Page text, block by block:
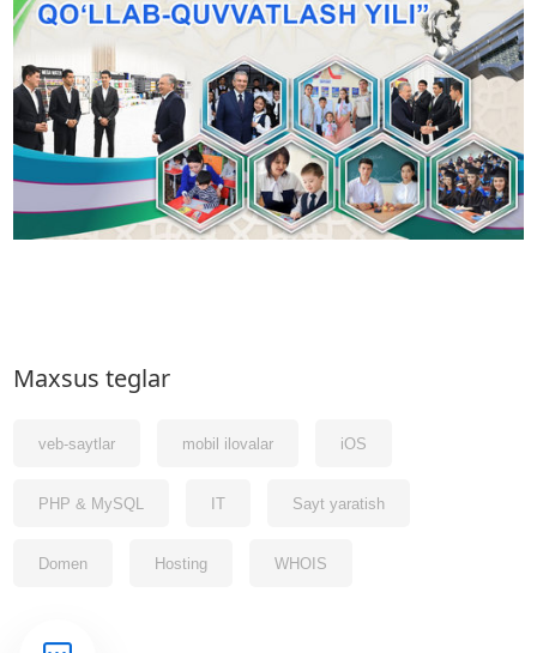
Maxsus teglar
veb-saytlar mobil ilovalar iOS
PHP & MySQL IT Sayt yaratish
Domen Hosting WHOIS